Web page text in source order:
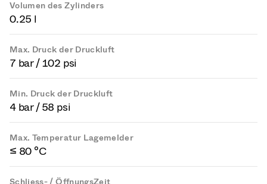
Volumen des Zylinders
0.25 l
Max. Druck der Druckluft
7 bar / 102 psi
Min. Druck der Druckluft
4 bar / 58 psi
Max. Temperatur Lagemelder
≤ 80 °C
Schliess- / ÖffnungsZeit